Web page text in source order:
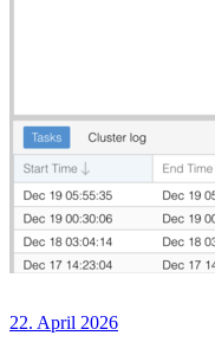
22. April 2026